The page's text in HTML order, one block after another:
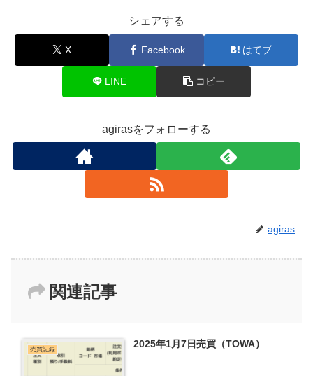
シェアする
X Facebook はてブ
LINE コピー
agirasをフォローする
agiras
関連記事
売買記録 2025年1月7日売買（TOWA）